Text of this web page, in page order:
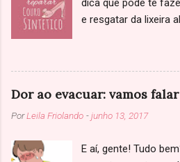
dica que pode te
e resgatar da lixeira
aquela jaqueta,
começou a
confirmando: Você
tratava de couro
uma triste notícia:
marcas de dobras,
Dor ao evacuar: vamos
PorLeila Friolando -junho 13, 2017
E aí, gente! Tudo